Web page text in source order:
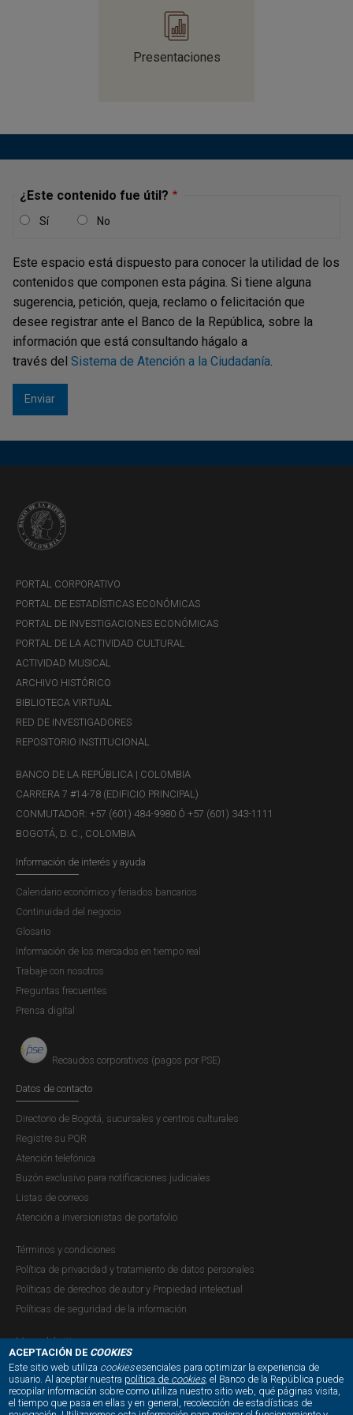
Presentaciones
¿Este contenido fue útil?
Sí No
Este espacio está dispuesto para conocer la utilidad de los
contenidos que componen esta página. Si tiene alguna
sugerencia, petición, queja, reclamo o felicitación que
desee registrar ante el Banco de la República, sobre la
información que está consultando hágalo a
través del Sistema de Atención a la Ciudadanía
ACEPTACIÓN DE COOKIES
Este sitio web utiliza cookiesesenciales para optimizar la experiencia de
usuario. Al aceptar nuestra política de cookies, el Banco de la República puede
recopilar información sobre como utiliza nuestro sitio web, qué páginas visita,
el tiempo que pasa en ellas y en general, recolección de estadísticas de
PORTAL CORPORATIVO
PORTAL DE ESTADÍSTICAS ECONÓMICAS
PORTAL DE INVESTIGACIONES ECONÓMICAS
PORTAL DE LA ACTIVIDAD CULTURAL
ACTIVIDAD MUSICAL
ARCHIVO HISTÓRICO
BIBLIOTECA VIRTUAL
RED DE INVESTIGADORES
REPOSITORIO INSTITUCIONAL
BANCO DE LA REPÚBLICA | COLOMBIA
CARRERA 7 #14-78 (EDIFICIO PRINCIPAL)
CONMUTADOR: +57 (601) 484-9980 Ó +57 (601) 343-1111
BOGOTÁ, D. C., COLOMBIA
Información de interés y ayuda
Calendario económico y feriados bancarios
Continuidad del negocio
Glosario
Información de los mercados en tiempo real
Trabaje con nosotros
Preguntas frecuentes
Prensa digital
Recaudos corporativos (pagos por PSE)
Datos de contacto
Directorio de Bogotá, sucursales y centros culturales
Registre su PQR
Atención telefónica
Buzón exclusivo para notificaciones judiciales
Listas de correos
Atención a inversionistas de portafolio
Términos y condiciones
Política de privacidad y tratamiento de datos personales
Políticas de derechos de autor y Propiedad intelectual
Políticas de seguridad de la información
Mapa del sitio
NUESTRAS REDES SOCIALES: